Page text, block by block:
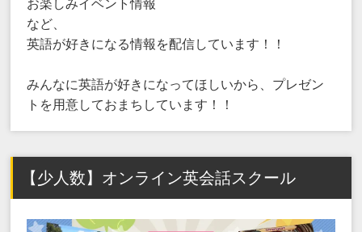
など、
英語が好きになる情報を配信しています！！
みんなに英語が好きになってほしいから、プレゼン
トを用意しておまちしています！！
【少人数】オンライン英会話スクール